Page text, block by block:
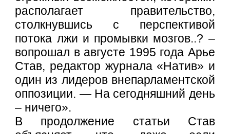
располагает правительство,
столкнувшись с перспективой
потока лжи и промывки мозгов..? –
вопрошал в августе 1995 года Арье
Став, редактор журнала «Натив» и
один из лидеров внепарламентской
оппозиции. — На сегодняшний день
– ничего».
В продолжение статьи Став